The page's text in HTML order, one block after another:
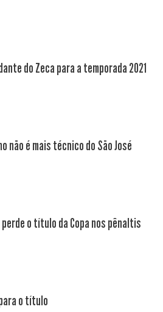
do Zeca para a temporada 2021
não é mais técnico do São José
o título da Copa nos pênaltis
o título